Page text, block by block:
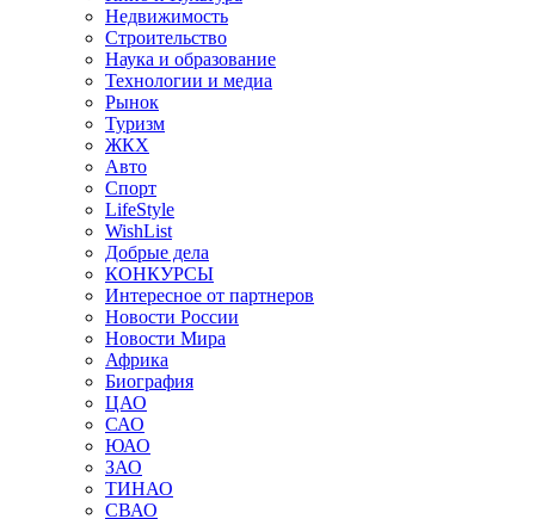
Недвижимость
Строительство
Наука и образование
Технологии и медиа
Рынок
Туризм
ЖКХ
Авто
Спорт
LifeStyle
WishList
Добрые дела
КОНКУРСЫ
Интересное от партнеров
Новости России
Новости Мира
Африка
Биография
ЦАО
САО
ЮАО
ЗАО
ТИНАО
СВАО